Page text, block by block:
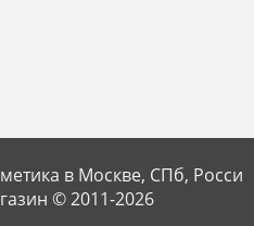
в Москве, СПб, Росси
© 2011-2026